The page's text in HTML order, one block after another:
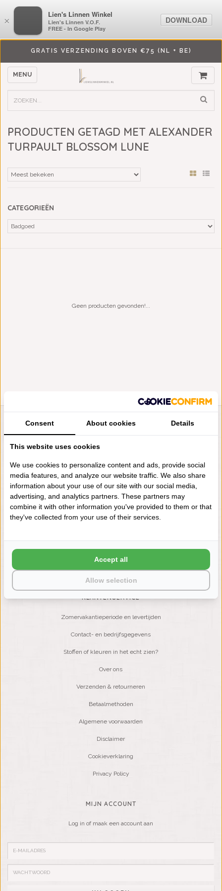
GRATIS VERZENDING BOVEN €75 (NL + BE)
MENU
PRODUCTEN GETAGD MET ALEXANDER
TURPAULT BLOSSOM LUNE
CATEGORIEËN
Geen producten gevonden!...
LIENSLINNENWINKEL.NL
VRAGEN? BEL DAN
NIEUWSBRIEF
Wilt u op de hoogte blijven?
Word lid van onze mailinglijst:
KLANTENSERVICE
Zomervakantieperiode en levertijden
Contact- en bedrijfsgegevens
Stoffen of kleuren in het echt zien?
Over ons
Verzenden & retourneren
Betaalmethoden
Algemene voorwaarden
Disclaimer
Cookieverklaring
Privacy Policy
MIJN ACCOUNT
Log in of maak een account aan
×
LiensLinnenwinkel.nl
Lien's Linnen V.O.F.
FREE - In Google Play
DOWNLOAD
Consent About cookies Details
This website uses cookies
We use cookies to personalize content and ads, provide social
media features, and analyze our website traffic. We also share
information about your use of our site with our social media,
advertising, and analytics partners. These partners may
combine it with other information you've provided to them or that
they've collected from your use of their services.
Allow selection
Accept all
×
Lien's Linnen Winkel
Lien's Linnen V.O.F.
FREE - In Google Play
DOWNLOAD